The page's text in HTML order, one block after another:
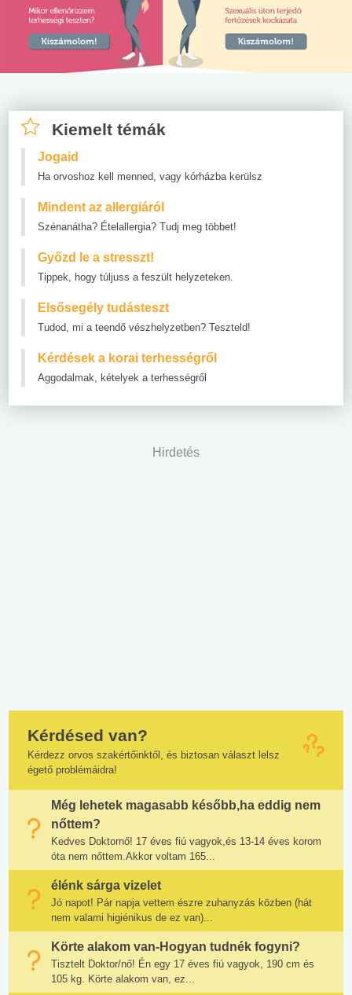
Kiemelt témák
Jogaid
Ha orvoshoz kell menned, vagy kórházba kerülsz
Mindent az allergiáról
Szénanátha? Ételallergia? Tudj meg többet!
Győzd le a stresszt!
Tippek, hogy túljuss a feszült helyzeteken.
Elsősegély tudásteszt
Tudod, mi a teendő vészhelyzetben? Teszteld!
Kérdések a korai terhességről
Aggodalmak, kételyek a terhességről
Hirdetés
Kérdésed van?
Kérdezz orvos szakértőinktől, és biztosan választ lelsz
égető problémáidra!
Még lehetek magasabb később,ha eddig nem
nőttem?
Kedves Doktornő! 17 éves fiú vagyok,és 13-14 éves korom
óta nem nőttem.Akkor voltam 165...
élénk sárga vizelet
Jó napot! Pár napja vettem észre zuhanyzás közben (hát
nem valami higiénikus de ez van)...
Körte alakom van-Hogyan tudnék fogyni?
Tisztelt Doktor/nő! Én egy 17 éves fiú vagyok, 190 cm és
105 kg. Körte alakom van, ez...